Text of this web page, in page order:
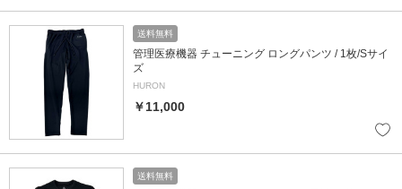
送料無料
管理医療機器 チューニング ロングパンツ / 1枚/Sサイ
ズ
HURON
￥11,000
送料無料